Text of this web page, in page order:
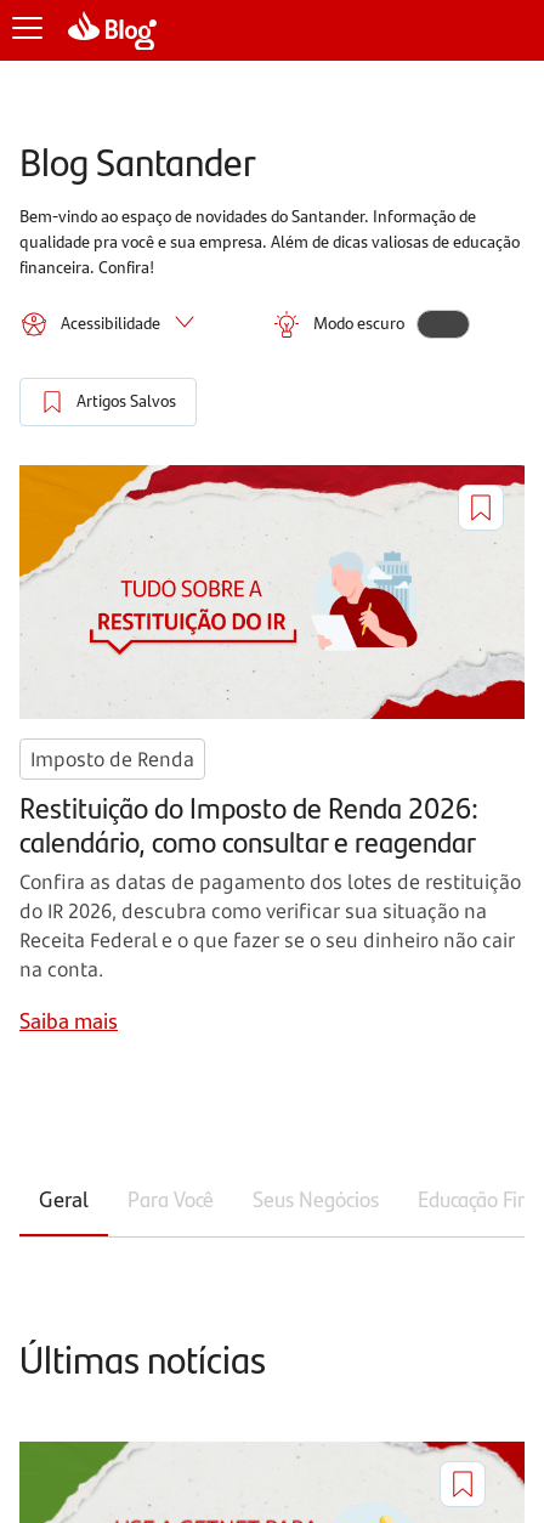
Blog Santander
Bem-vindo ao espaço de novidades do Santander. Informação de
qualidade pra você e sua empresa. Além de dicas valiosas de educação
financeira. Confira!
Acessibilidade Modo escuro
Artigos Salvos
Imposto de Renda
Restituição do Imposto de Renda 2026:
calendário, como consultar e reagendar
Confira as datas de pagamento dos lotes de restituição
do IR 2026, descubra como verificar sua situação na
Receita Federal e o que fazer se o seu dinheiro não cair
na conta.
Saiba mais
Geral Para Você Seus Negócios Educação
Últimas notícias